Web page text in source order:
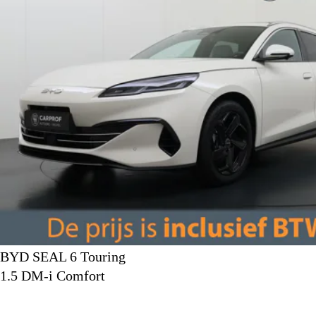
BYD SEAL 6 Touring
1.5 DM-i Comfort